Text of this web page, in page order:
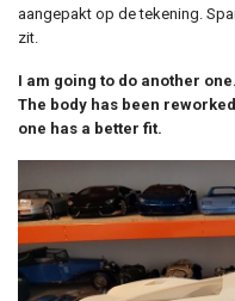
aangepakt op de tekening.
zit.
I am going to do another
The body has been
one has a better fit.